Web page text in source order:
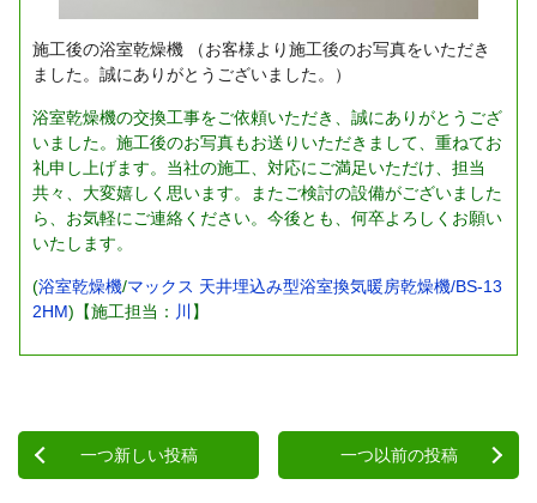
施工後の浴室乾燥機 （お客様より施工後のお写真をいただき
ました。誠にありがとうございました。）
浴室乾燥機の交換工事をご依頼いただき、誠にありがとうござ
いました。施工後のお写真もお送りいただきまして、重ねてお
礼申し上げます。当社の施工、対応にご満足いただけ、担当
共々、大変嬉しく思います。またご検討の設備がございました
ら、お気軽にご連絡ください。今後とも、何卒よろしくお願い
いたします。
(浴室乾燥機/マックス 天井埋込み型浴室換気暖房乾燥機/BS-13
2HM)【施工担当： 川 】
一つ新しい投稿 一つ以前の投稿